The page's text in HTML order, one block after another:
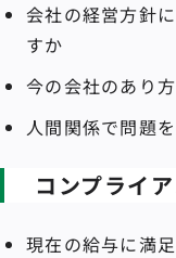
会社の経営方針
すか
今の会社のあり
人間関係で問題
コンプライ
現在の給与に満